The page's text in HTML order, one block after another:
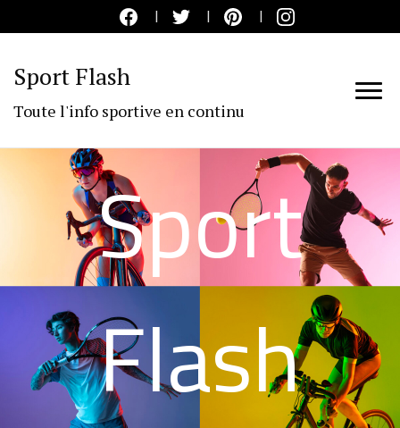
Sport Flash
Toute l'info sportive en continu
Sport
Flash